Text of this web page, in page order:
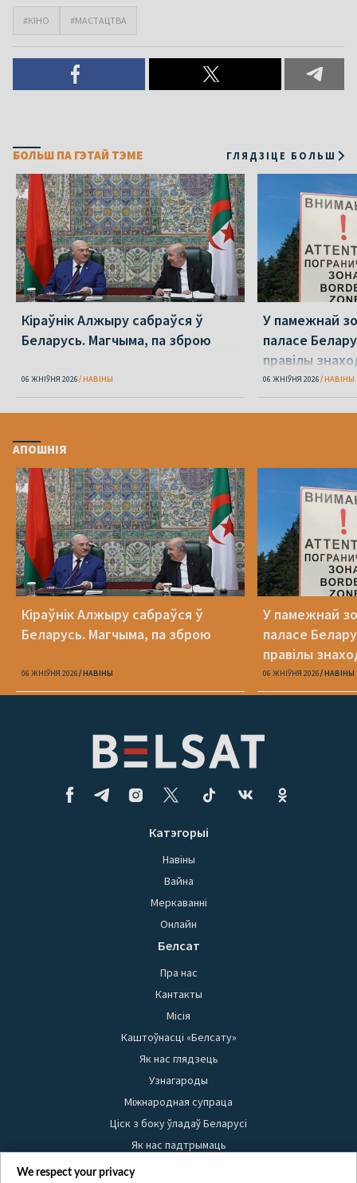
#КІНО #МАСТАЦТВА
БОЛЬШ ПА ГЭТАЙ ТЭМЕ ГЛЯДЗІЦЕ БОЛЬШ
Кіраўнік Алжыру сабраўся ў
Беларусь. Магчыма, па зброю
06 ЖНІЎНЯ 2026 НАВІНЫ
У памежнай
паласе
правілы
06 ЖНІЎНЯ 2026 НАВІНЫ
АПОШНІЯ
Кіраўнік Алжыру сабраўся ў
Беларусь. Магчыма, па зброю
06 ЖНІЎНЯ 2026 НАВІНЫ
У памежнай
паласе
правілы
06 ЖНІЎНЯ 2026 НАВІНЫ
Катэгорыі
Навіны
Вайна
Меркаванні
Онлайн
Белсат
Пра нас
Кантакты
Місія
Каштоўнасці «Белсату»
Як нас глядзець
Узнагароды
Міжнародная супраца
Ціск з боку ўладаў Беларусі
Як нас падтрымаць
Правілы выкарыстання матэрыялаў
We respect your privacy